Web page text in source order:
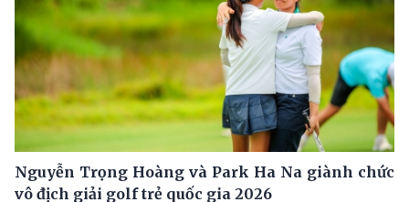
Nguyễn Trọng Hoàng và Park Ha Na giành chức
vô địch giải golf trẻ quốc gia 2026